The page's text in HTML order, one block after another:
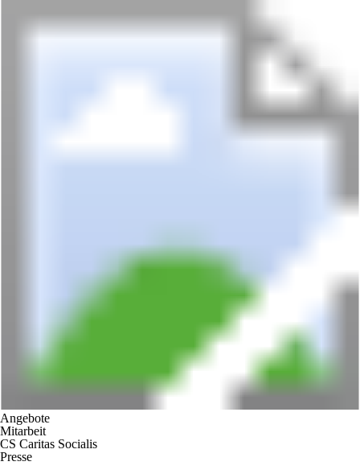
Angebote
Mitarbeit
CS Caritas Socialis
Presse